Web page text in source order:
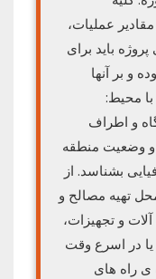
عملیات،
باید برای
و بر آنها
آشنایی با محیط:
و اطراف
و وضعیت منطقه
بشناسد. از
تهیه مصالح و
و تجهیزات،
یا در اسرع وقت
ی راه های